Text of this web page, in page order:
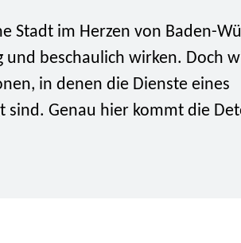
Stadt im Herzen von Baden-
und beschaulich wirken. Doch
in denen die Dienste eines
sind. Genau hier kommt die